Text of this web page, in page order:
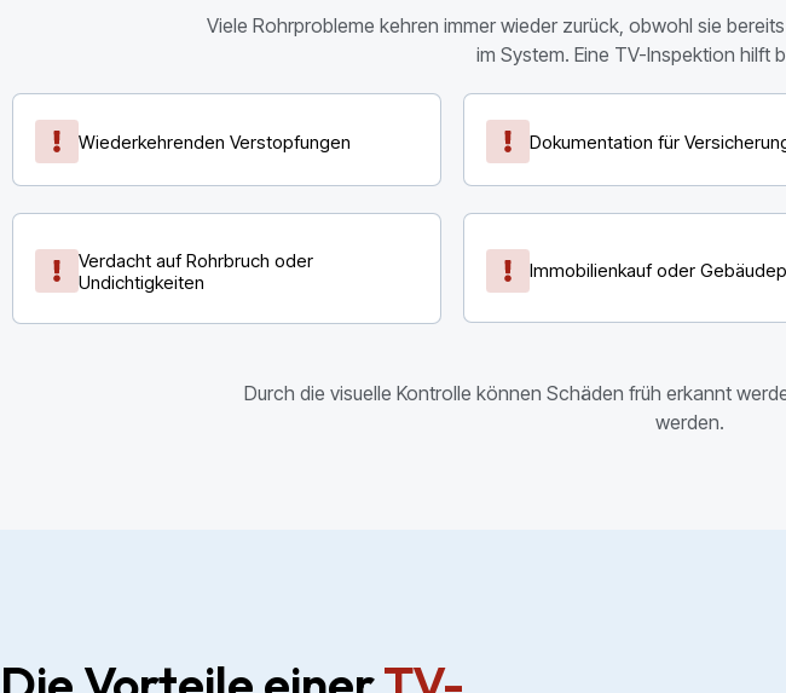
Viele Rohrprobleme kehren immer wieder zurück, obwohl sie
im System. Eine TV-Inspektion hilft
Wiederkehrenden Verstopfungen Dokumentation für
Verdacht auf Rohrbruch oder
Undichtigkeiten
Immobilienkauf oder
Durch die visuelle Kontrolle können Schäden früh erkannt
werden.